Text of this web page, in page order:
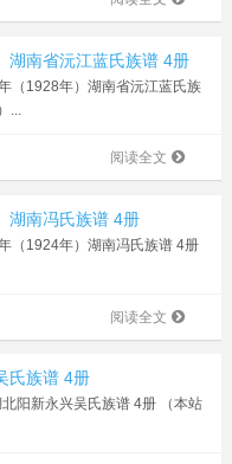
湖南省沅江蓝氏族谱 4册
（1928年）湖南省沅江蓝氏族
...
阅读全文
湖南冯氏族谱 4册
（1924年）湖南冯氏族谱 4册
阅读全文
氏族谱 4册
阳新永兴吴氏族谱 4册 （本站